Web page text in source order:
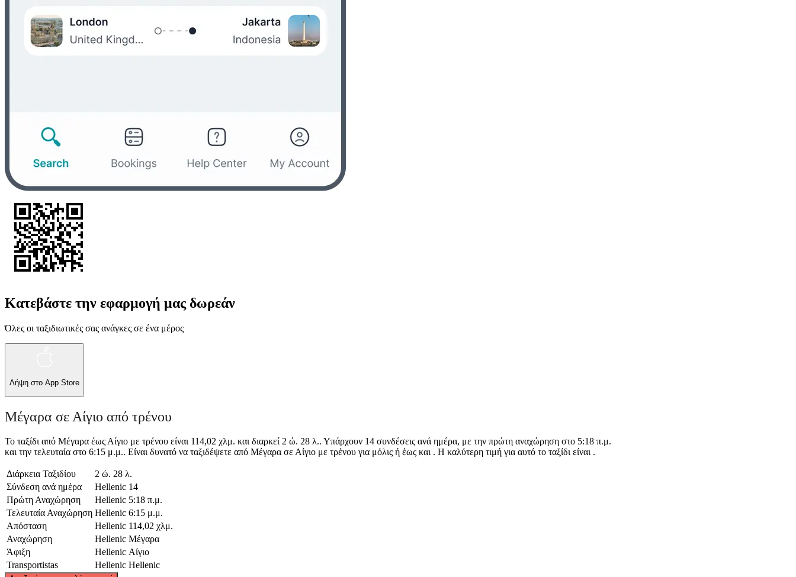
Κατεβάστε την εφαρμογή μας δωρεάν
Όλες οι ταξιδιωτικές σας ανάγκες σε ένα μέρος
Λήψη στο App Store
Μέγαρα σε Αίγιο από τρένου
Το ταξίδι από Μέγαρα έως Αίγιο με τρένου είναι 114,02 χλμ. και διαρκεί 2 ώ. 28 λ.. Υπάρχουν 14 συνδέσεις ανά ημέρα, με την πρώτη αναχώρηση στο 5:18 π.μ.
και την τελευταία στο 6:15 μ.μ.. Είναι δυνατό να ταξιδέψετε από Μέγαρα σε Αίγιο με τρένου για μόλις ή έως και . Η καλύτερη τιμή για αυτό το ταξίδι είναι .
Διάρκεια Ταξιδίου
2 ώ. 28 λ.
Σύνδεση ανά ημέρα
Hellenic 14
Πρώτη Αναχώρηση
Hellenic 5:18 π.μ.
Τελευταία Αναχώρηση Hellenic 6:15 μ.μ.
Απόσταση
Hellenic 114,02 χλμ.
Αναχώρηση
Hellenic Μέγαρα
Άφιξη
Hellenic Αίγιο
Transportistas
Hellenic Hellenic